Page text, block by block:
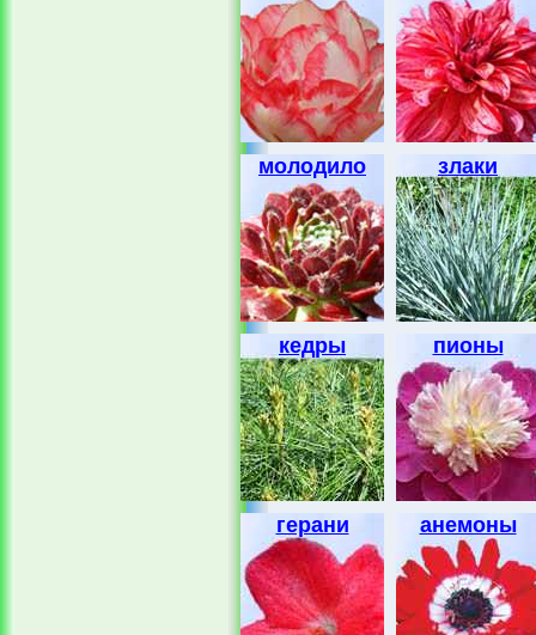
молодило злаки
кедры пионы
герани анемоны